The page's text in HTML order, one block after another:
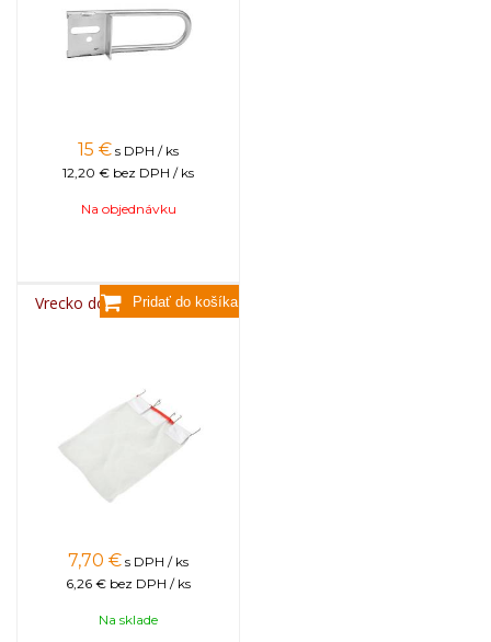
15 € s DPH / ks
12,20 € bez DPH / ks
Na objednávku
Vrecko do medometu BEE
7,70 € s DPH / ks
6,26 € bez DPH / ks
Na sklade